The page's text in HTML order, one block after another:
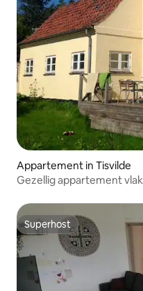
Appartement in Tisvilde
Gezellig appartement
Superhost
Superhost